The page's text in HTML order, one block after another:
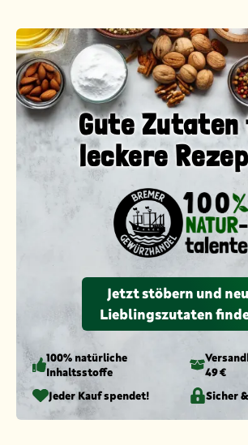
Gute
leckere
Jetzt stöbern und
Lieblingszutaten
100% natürliche
Inhaltsstoffe
49 €
Jeder Kauf spendet!
Sicher